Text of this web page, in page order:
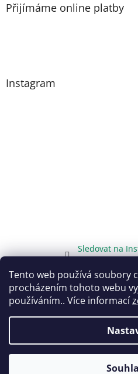
Tento web používá soubory
procházením tohoto webu
používáním.. Více informací
Přijímáme online platby
Instagram
Sledovat na
Upravit